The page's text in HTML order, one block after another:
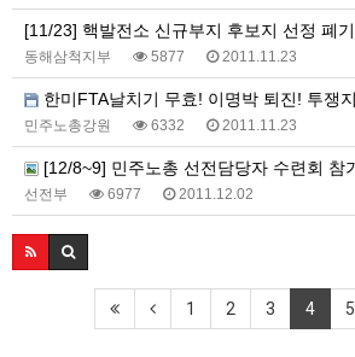
동해삼척지부 5877 2011.11.23
한미FTA날치기 무효! 이명박 퇴진! 투쟁
민주노총강원 6332 2011.11.23
[12/8~9] 민주노총 선전담당자 수련회 참
선전부 6977 2011.12.02
1 2 3 4 5